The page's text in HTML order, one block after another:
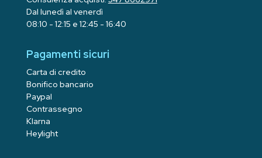
Dal lunedì al venerdì
08:10 - 12:15 e 12:45 - 16:40
Pagamenti sicuri
Carta di credito
Bonifico bancario
Paypal
Contrassegno
Klarna
Heylight